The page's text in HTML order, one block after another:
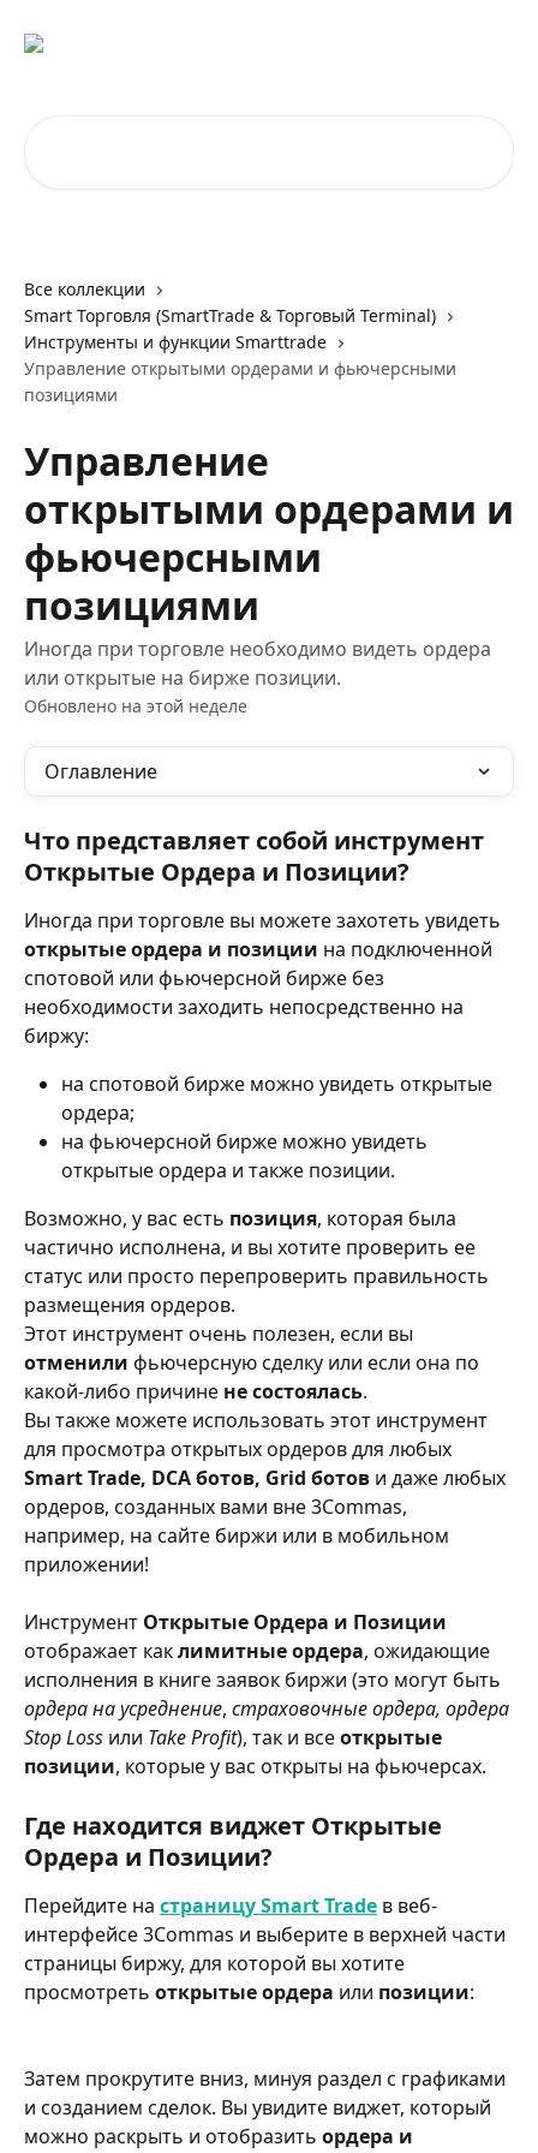
Все коллекции
Smart Торговля (SmartTrade & Торговый Terminal)
Инструменты и функции Smarttrade
Управление открытыми ордерами и фьючерсными
позициями
Управление
открытыми ордерами и
фьючерсными
позициями
Иногда при торговле необходимо видеть ордера
или открытые на бирже позиции.
Обновлено на этой неделе
Оглавление
Что представляет собой инструмент
Открытые Ордера и Позиции?
Иногда при торговле вы можете захотеть увидеть
открытые ордера и позиции на подключенной
спотовой или фьючерсной бирже без
необходимости заходить непосредственно на
биржу:
на спотовой бирже можно увидеть открытые
ордера;
на фьючерсной бирже можно увидеть
открытые ордера и также позиции.
Возможно, у вас есть позиция, которая была
частично исполнена, и вы хотите проверить ее
статус или просто перепроверить правильность
размещения ордеров.
Этот инструмент очень полезен, если вы
отменили фьючерсную сделку или если она по
какой-либо причине не состоялась.
Вы также можете использовать этот инструмент
для просмотра открытых ордеров для любых
Smart Trade, DCA ботов, Grid ботов и даже любых
ордеров, созданных вами вне 3Commas,
например, на сайте биржи или в мобильном
приложении!
Инструмент Открытые Ордера и Позиции
отображает как лимитные ордера, ожидающие
исполнения в книге заявок биржи (это могут быть
ордера на усреднение, страховочные ордера, ордера
Stop Loss или Take Profit), так и все открытые
позиции, которые у вас открыты на фьючерсах.
Где находится виджет Открытые
Ордера и Позиции?
Перейдите на страницу Smart Trade в веб-
интерфейсе 3Commas и выберите в верхней части
страницы биржу, для которой вы хотите
просмотреть открытые ордера или позиции:
Затем прокрутите вниз, минуя раздел с графиками
и созданием сделок. Вы увидите виджет, который
можно раскрыть и отобразить ордера и